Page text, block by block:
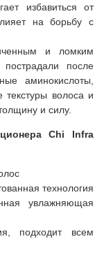
избавиться от
на борьбу с
и ломким
после
аминокислоты,
текстуры волоса и
и силу.
Chi Infra
технология
увлажняющая
подходит всем